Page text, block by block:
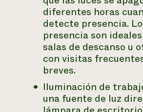
diferentes horas
detecte presencia.
presencia son
salas de descanso u
con visitas
breves.
Iluminación de
una fuente de luz